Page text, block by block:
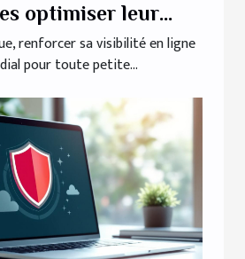
optimiser leur
ligne ?
renforcer sa visibilité en ligne
pour toute petite...